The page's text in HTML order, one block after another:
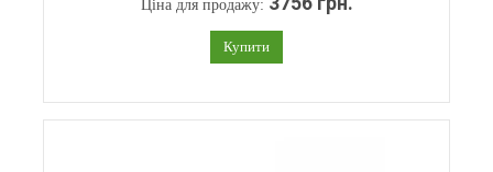
Ціна для продажу:
Купити